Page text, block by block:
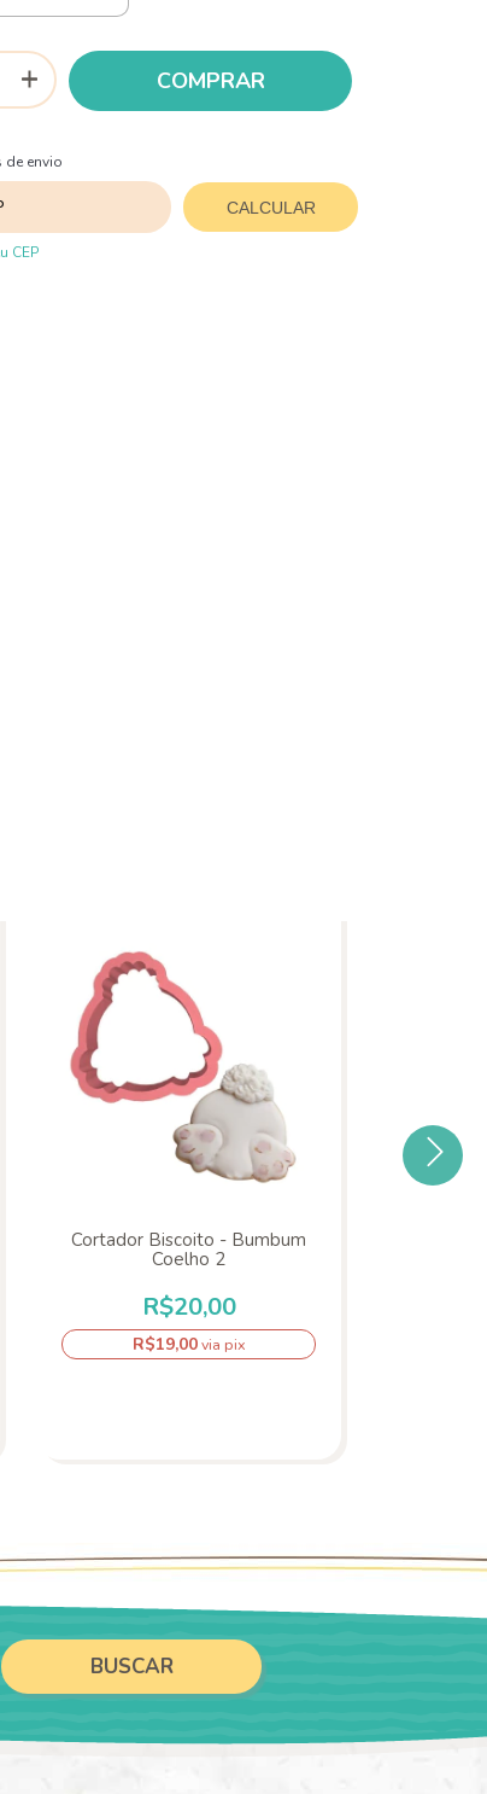
o CEP:
de envio
CALCULAR
CEP
Cortador Biscoito - Bumbum
Coelho 2
R$20,00
R$19,00via pix
BUSCAR